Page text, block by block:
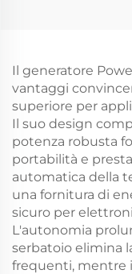
Il generatore
vantaggi
superiore per
Il suo design
potenza robusta
portabilità e
automatica della
una fornitura di
sicuro per
L'autonomia
serbatoio elimina
frequenti, mentre